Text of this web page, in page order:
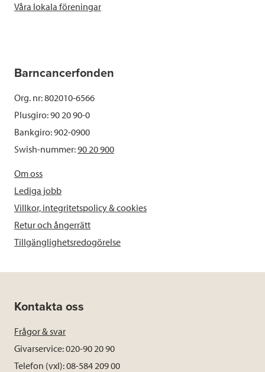
Våra lokala föreningar
Barncancerfonden
Org. nr: 802010-6566
Plusgiro: 90 20 90-0
Bankgiro: 902-0900
Swish-nummer:90 20 900
Om oss
Lediga jobb
Villkor, integritetspolicy & cookies
Retur och ångerrätt
Tillgänglighetsredogörelse
Kontakta oss
Frågor & svar
Givarservice: 020-90 20 90
Telefon (vxl): 08-584 209 00